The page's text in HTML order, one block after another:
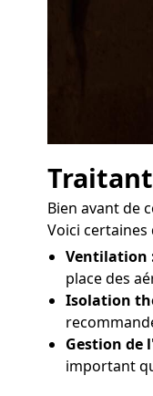
Bien avant de
Voici
Ventilation
place des
Isolation
Gestion de
important